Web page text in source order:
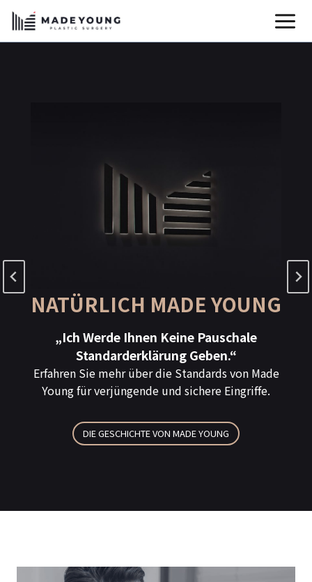
Zum
Inhalt
springen
Der Schlüssel Zu Einer
Erfolgreichen Operation Ist:
ERFAHRENE FACHÄRZTE
Das Gesamte Medizinische Team Von Made Young
Kennenlernen >
NATÜRLICH MADE YOUNG
„Ich Werde Ihnen Keine Pauschale
Standarderklärung Geben.“
Erfahren Sie mehr über die Standards von Made
Young für verjüngende und sichere Eingriffe.
DIE GESCHICHTE VON MADE YOUNG
EIN ECHTER MY-ERFAHRUNGSBERICHT:
DAS WAHRE ICH FINDEN!
Der Schlüssel zum Erfolg liegt natürlich
darin, den Kern von Made Young
kennenzulernen.